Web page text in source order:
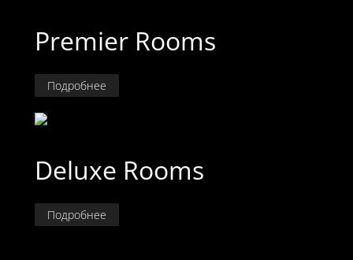
Premier Rooms
Подробнее
Deluxe Rooms
Подробнее